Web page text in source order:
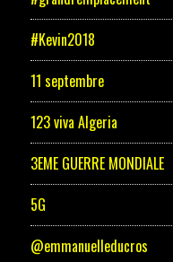
#Kevin2018
11 septembre
123 viva Algeria
3EME GUERRE MONDIALE
5G
@emmanuelleducros